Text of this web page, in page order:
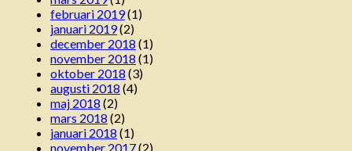
februari 2019(1)
januari 2019(2)
december 2018 (1)
november 2018 (1)
oktober 2018 (3)
augusti 2018 (4)
maj 2018 (2)
mars 2018 (2)
januari 2018 (1)
november 2017(2)